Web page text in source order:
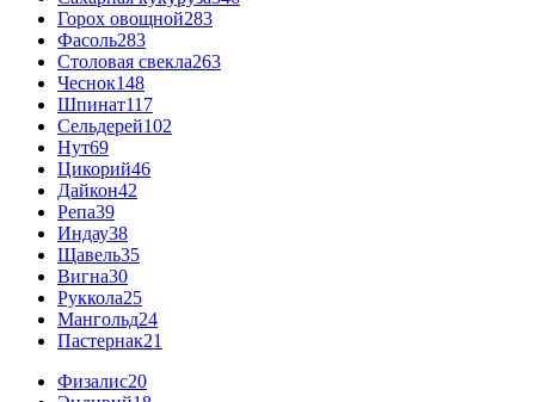
Горох овощной283
Фасоль283
Столовая свекла263
Чеснок148
Шпинат117
Сельдерей102
Нут69
Цикорий46
Дайкон42
Репа39
Индау38
Щавель35
Вигна30
Руккола25
Мангольд24
Пастернак21
Физалис20